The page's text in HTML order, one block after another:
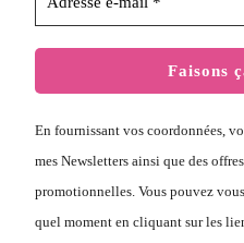
En fournissant vos coordonnées,
mes Newsletters ainsi que des
promotionnelles. Vous pouvez
quel moment en cliquant sur les